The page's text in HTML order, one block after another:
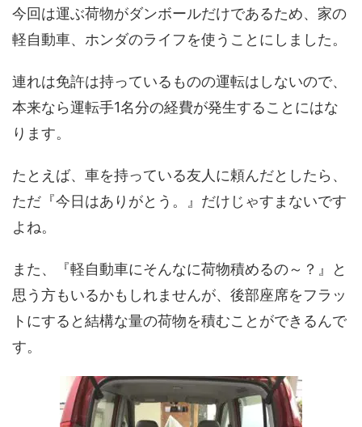
今回は運ぶ荷物がダンボールだけであるため、家の
軽自動車、ホンダのライフを使うことにしました。
連れは免許は持っているものの運転はしないので、
本来なら運転手1名分の経費が発生することにはな
ります。
たとえば、車を持っている友人に頼んだとしたら、
ただ『今日はありがとう。』だけじゃすまないです
よね。
また、『軽自動車にそんなに荷物積めるの～？』と
思う方もいるかもしれませんが、後部座席をフラッ
トにすると結構な量の荷物を積むことができるんで
す。